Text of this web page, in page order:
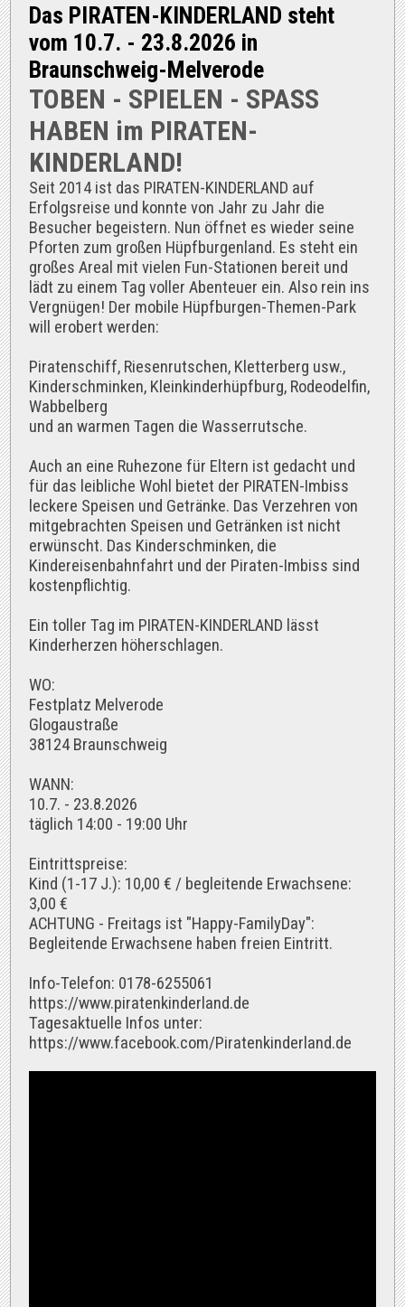
Das PIRATEN-KINDERLAND steht
vom 10.7. - 23.8.2026 in
Braunschweig-Melverode
TOBEN - SPIELEN - SPASS
HABEN im PIRATEN-
KINDERLAND!
Seit 2014 ist das PIRATEN-KINDERLAND auf
Erfolgsreise und konnte von Jahr zu Jahr die
Besucher begeistern. Nun öffnet es wieder seine
Pforten zum großen Hüpfburgenland. Es steht ein
großes Areal mit vielen Fun-Stationen bereit und
lädt zu einem Tag voller Abenteuer ein. Also rein ins
Vergnügen! Der mobile Hüpfburgen-Themen-Park
will erobert werden:
Piratenschiff, Riesenrutschen, Kletterberg usw.,
Kinderschminken, Kleinkinderhüpfburg, Rodeodelfin,
Wabbelberg
und an warmen Tagen die Wasserrutsche.
Auch an eine Ruhezone für Eltern ist gedacht und
für das leibliche Wohl bietet der PIRATEN-Imbiss
leckere Speisen und Getränke. Das Verzehren von
mitgebrachten Speisen und Getränken ist nicht
erwünscht. Das Kinderschminken, die
Kindereisenbahnfahrt und der Piraten-Imbiss sind
kostenpflichtig.
Ein toller Tag im PIRATEN-KINDERLAND lässt
Kinderherzen höherschlagen.
WO:
Festplatz Melverode
Glogaustraße
38124 Braunschweig
WANN:
10.7. - 23.8.2026
täglich 14:00 - 19:00 Uhr
Eintrittspreise:
Kind (1-17 J.): 10,00 € / begleitende Erwachsene:
3,00 €
ACHTUNG - Freitags ist "Happy-FamilyDay":
Begleitende Erwachsene haben freien Eintritt.
Info-Telefon: 0178-6255061
https://www.piratenkinderland.de
Tagesaktuelle Infos unter:
https://www.facebook.com/Piratenkinderland.de